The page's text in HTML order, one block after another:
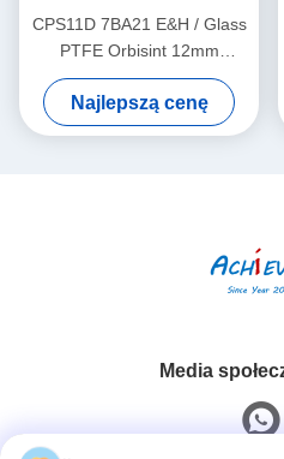
CPS11D 7BA21 E&H / Glass
PTFE Orbisint 12mm
Endress Hauser Instruments
Cyfrowy czujnik pH
Najlepszą cenę
Media